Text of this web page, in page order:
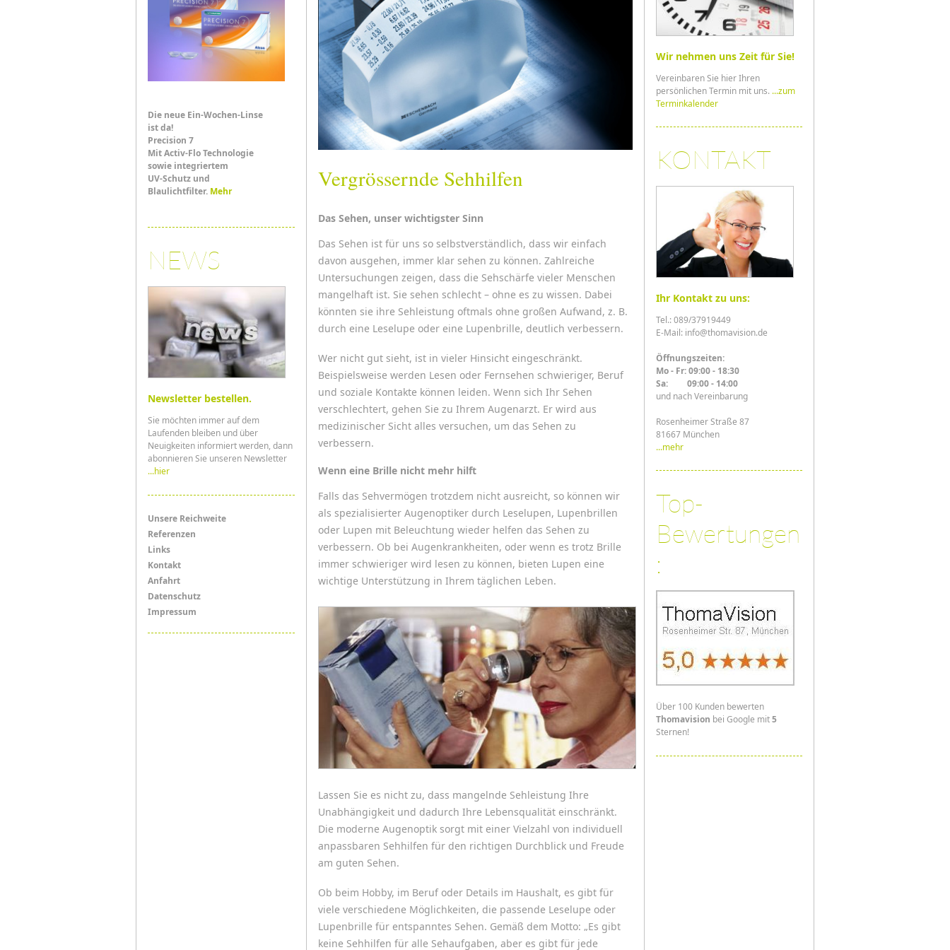
Vergrössernde Sehhilfen
Das Sehen, unser wichtigster Sinn
Das Sehen ist für uns so selbstverständlich, dass wir einfach
davon ausgehen, immer klar sehen zu können. Zahlreiche
Untersuchungen zeigen, dass die Sehschärfe vieler Menschen
mangelhaft ist. Sie sehen schlecht – ohne es zu wissen. Dabei
könnten sie ihre Sehleistung oftmals ohne großen Aufwand, z. B.
durch eine Leselupe oder eine Lupenbrille, deutlich verbessern.
Wer nicht gut sieht, ist in vieler Hinsicht eingeschränkt.
Beispielsweise werden Lesen oder Fernsehen schwieriger, Beruf
und soziale Kontakte können leiden. Wenn sich Ihr Sehen
verschlechtert, gehen Sie zu Ihrem Augenarzt. Er wird aus
medizinischer Sicht alles versuchen, um das Sehen zu
verbessern.
Wenn eine Brille nicht mehr hilft
Falls das Sehvermögen trotzdem nicht ausreicht, so können wir
als spezialisierter Augenoptiker durch Leselupen, Lupenbrillen
oder Lupen mit Beleuchtung wieder helfen das Sehen zu
verbessern. Ob bei Augenkrankheiten, oder wenn es trotz Brille
immer schwieriger wird lesen zu können, bieten Lupen eine
wichtige Unterstützung in Ihrem täglichen Leben.
Lassen Sie es nicht zu, dass mangelnde Sehleistung Ihre
Unabhängigkeit und dadurch Ihre Lebensqualität einschränkt.
Die moderne Augenoptik sorgt mit einer Vielzahl von individuell
anpassbaren Sehhilfen für den richtigen Durchblick und Freude
am guten Sehen.
Ob beim Hobby, im Beruf oder Details im Haushalt, es gibt für
viele verschiedene Möglichkeiten, die passende Leselupe oder
Lupenbrille für entspanntes Sehen. Gemäß dem Motto: „Es gibt
keine Sehhilfen für alle Sehaufgaben, aber es gibt für jede
Die neue Ein-Wochen-Linse
ist da!
Precision 7
Mit Activ-Flo Technologie
sowie integriertem
UV-Schutz und
Blaulichtfilter. Mehr
NEWS
Newsletter bestellen.
Sie möchten immer auf dem
Laufenden bleiben und über
Neuigkeiten informiert werden, dann
abonnieren Sie unseren Newsletter
...hier
Menü
Links
Unsere Reichweite
Referenzen
Links
Kontakt
Anfahrt
Datenschutz
Impressum
Wir nehmen uns Zeit für Sie!
Vereinbaren Sie hier Ihren
persönlichen Termin mit uns. ...zum
Terminkalender
KONTAKT
Ihr Kontakt zu uns:
Tel.: 089/37919449
E-Mail: info@thomavision.de
Öffnungszeiten:
Mo - Fr: 09:00 - 18:30
Sa: 09:00 - 14:00
und nach Vereinbarung
Rosenheimer Straße 87
81667 München
...mehr
Top-
Bewertungen
:
Über 100 Kunden bewerten
Thomavision bei Google mit5
Sternen!